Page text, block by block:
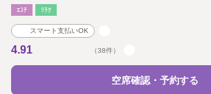
ｴｽﾃ ﾘﾗｸ
スマート支払いOK
4.91 （38件）
空席確認・予約する